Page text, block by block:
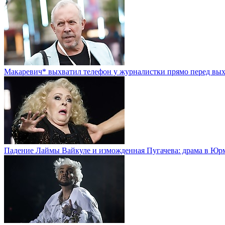
Макаревич* выхватил телефон у журналистки прямо перед
Падение Лаймы Вайкуле и изможденная Пугачева: драма в